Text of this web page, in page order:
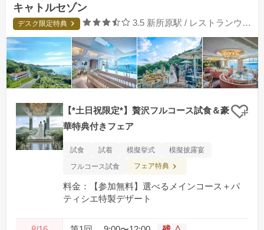
キャトルセゾン
デスク限定特典 口コミ評価
3.5 新所原駅 / レストランウエディング
【*土日祝限定*】贅沢フルコース試食＆豪
華特典付きフェア
クリ
試食 試着 模擬挙式
模擬披露宴
フルコース試食
フェア特典
料金：【参加無料】選べるメインコース＋パ
ティシエ特製デザート